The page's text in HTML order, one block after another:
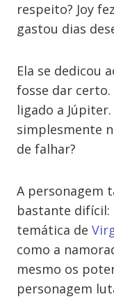
respeito? Joy
gastou dias
Ela se dedicou
fosse dar
ligado a
simplesmente
de falhar?
A personagem
bastante difícil:
temática de
como a
mesmo os
personagem